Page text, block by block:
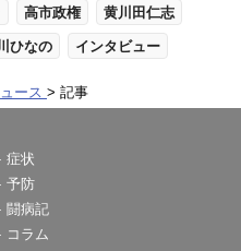
高市政権 黄川田仁志
ひなの インタビュー
ース 記事
症状
予防
闘病記
コラム